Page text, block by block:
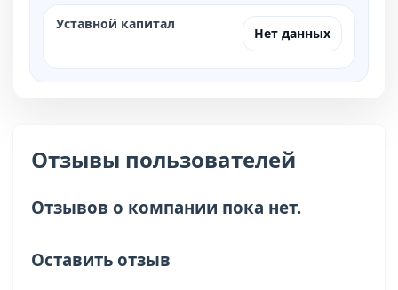
Уставной капитал
Нет данных
Отзывы пользователей
Отзывов о компании пока нет.
Оставить отзыв